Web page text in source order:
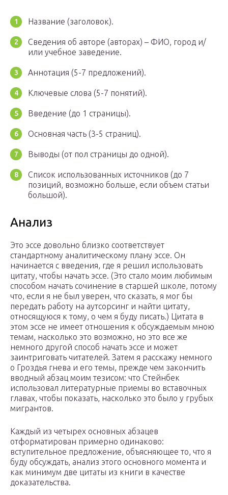
Название (заголовок).
Сведения об авторе (авторах) – ФИО, город и/
или учебное заведение.
Аннотация (5-7 предложений).
Ключевые слова (5-7 понятий).
Введение (до 1 страницы).
Основная часть (3-5 страниц).
Выводы (от пол страницы до одной).
Список использованных источников (до 7
позиций, возможно больше, если объем статьи
большой).
Анализ
Это эссе довольно близко соответствует
стандартному аналитическому плану эссе. Он
начинается с введения, где я решил использовать
цитату, чтобы начать эссе. (Это стало моим любимым
способом начать сочинение в старшей школе, потому
что, если я не был уверен, что сказать, я мог бы
передать работу на аутсорсинг и найти цитату,
относящуюся к тому, о чем я буду писать.) Цитата в
этом эссе не имеет отношения к обсуждаемым мною
темам, насколько это возможно, но это все же
немного другой способ начать эссе и может
заинтриговать читателей. Затем я расскажу немного
о Гроздья гнева и его темы, прежде чем закончить
вводный абзац моим тезисом: что Стейнбек
использовал литературные приемы во вставочных
главах, чтобы показать, насколько это было у грубых
мигрантов.
Каждый из четырех основных абзацев
отформатирован примерно одинаково:
вступительное предложение, объясняющее то, что я
буду обсуждать, анализ этого основного момента и
как минимум две цитаты из книги в качестве
доказательства.